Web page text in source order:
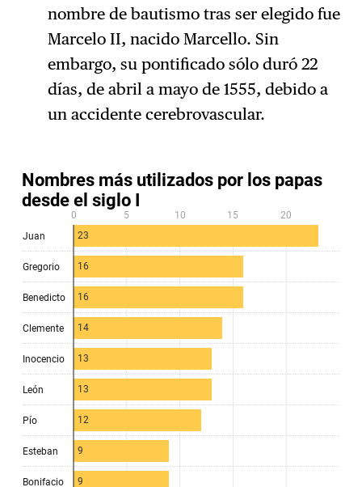
nombre de bautismo tras ser elegido fue
Marcelo II, nacido Marcello. Sin
embargo, su pontificado sólo duró 22
días, de abril a mayo de 1555, debido a
un accidente cerebrovascular.